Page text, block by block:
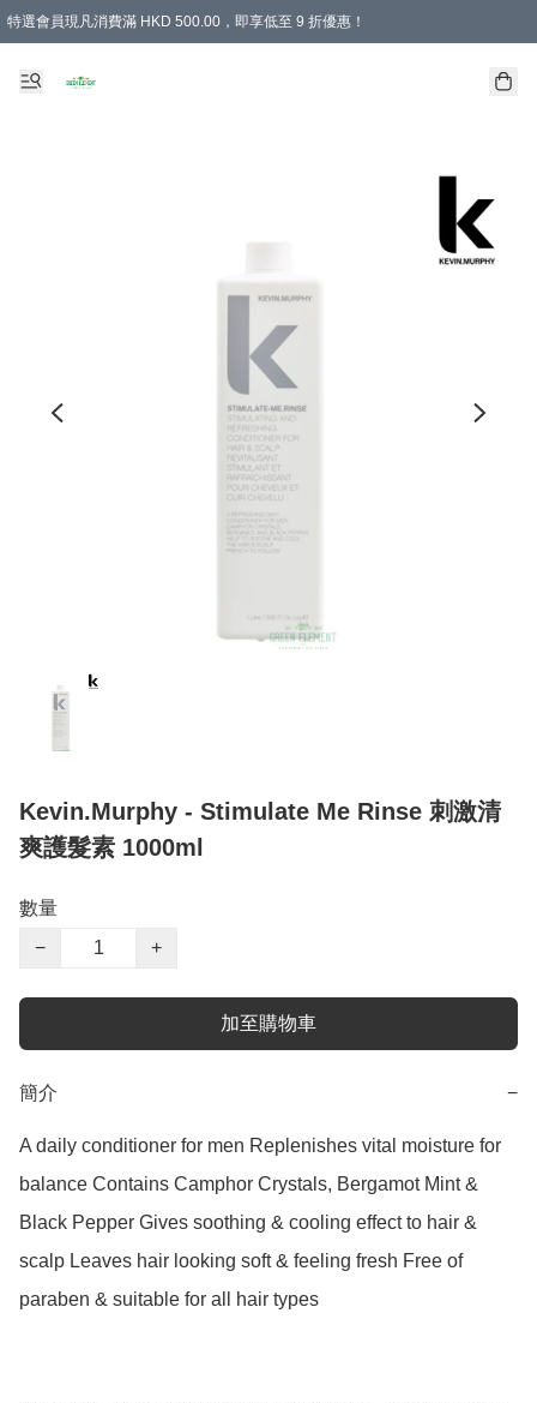
特選會員現凡消費滿 HKD 500.00，即享低至 9 折優惠！
Kevin.Murphy - Stimulate Me Rinse 刺激清
爽護髮素 1000ml
數量
−
+
加至購物車
簡介 −
A daily conditioner for men Replenishes vital moisture for
balance Contains Camphor Crystals, Bergamot Mint &
Black Pepper Gives soothing & cooling effect to hair &
scalp Leaves hair looking soft & feeling fresh Free of
paraben & suitable for all hair types